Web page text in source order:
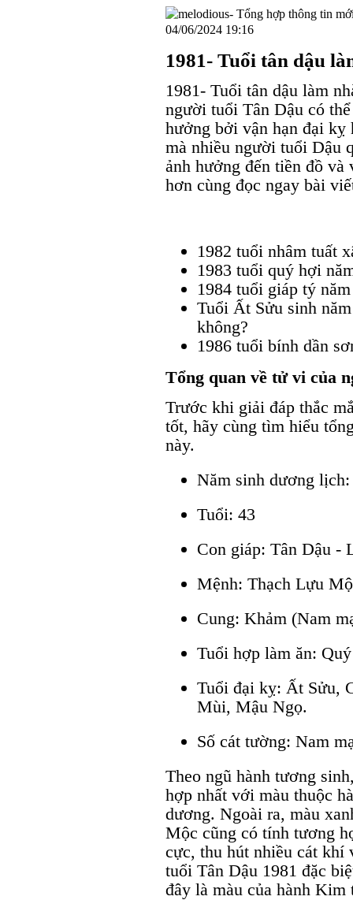
04/06/2024 19:16
1981- Tuổi tân dậu
1981- Tuổi tân dậu làm
người tuổi Tân Dậu có
hưởng bởi vận hạn đại
mà nhiều người tuổi Dậu
ảnh hưởng đến tiền đồ
hơn cùng đọc ngay bài
1982 tuổi nhâm tuất
1983 tuổi quý hợi
1984 tuổi giáp tý
Tuổi Ất Sửu sinh
không?
1986 tuổi bính dần
Tổng quan về tử vi của
Trước khi giải đáp thắc
tốt, hãy cùng tìm hiểu
này.
Năm sinh dương
Tuổi: 43
Con giáp: Tân Dậu -
Mệnh: Thạch Lựu
Cung: Khảm (Nam
Tuổi hợp làm ăn:
Tuổi đại kỵ: Ất Sửu,
Mùi, Mậu Ngọ.
Số cát tường: Nam
Theo ngũ hành tương
hợp nhất với màu thuộc
dương. Ngoài ra, màu
Mộc cũng có tính tương
cực, thu hút nhiều cát khí
tuổi Tân Dậu 1981 đặc
đây là màu của hành